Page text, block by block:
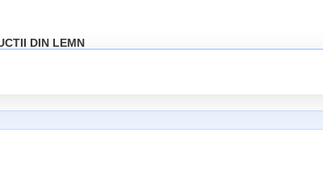
DIN LEMN